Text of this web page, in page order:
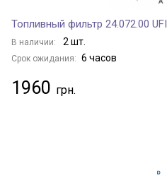
Топливный фильтр 24.072.00 UFI
В наличии: 2 шт.
Срок ожидания: 6 часов
1960